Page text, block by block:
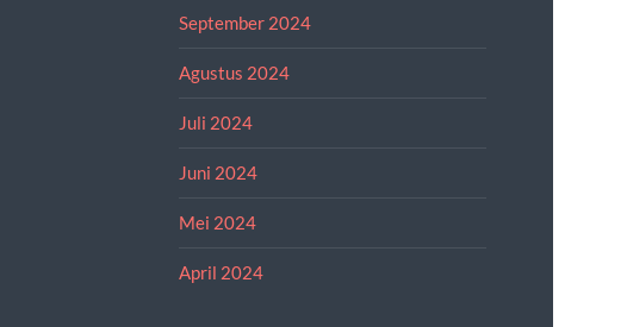
September 2024
Agustus 2024
Juli 2024
Juni 2024
Mei 2024
April 2024